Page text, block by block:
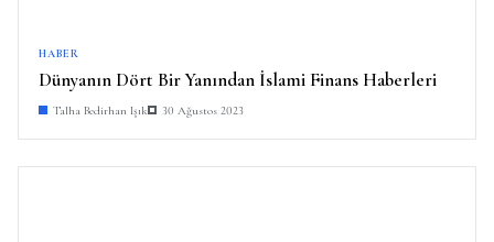
HABER
Dünyanın Dört Bir Yanından İslami Finans Haberleri
Talha Bedirhan Işık 30 Ağustos 2023